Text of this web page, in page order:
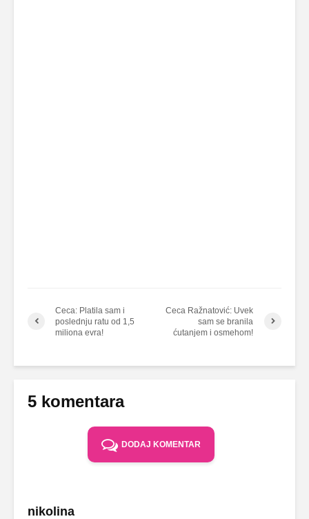
Ceca: Platila sam i
poslednju ratu od 1,5
miliona evra!
Ceca Ražnatović: Uvek
sam se branila
ćutanjem i osmehom!
5 komentara
DODAJ KOMENTAR
nikolina